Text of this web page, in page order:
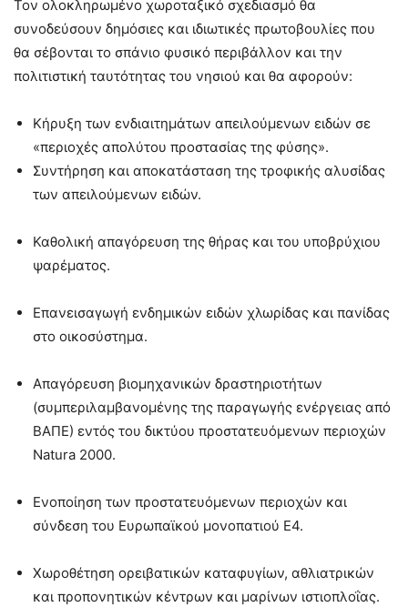
Τον ολοκληρωμένο χωροταξικό σχεδιασμό θα
συνοδεύσουν δημόσιες και ιδιωτικές πρωτοβουλίες που
θα σέβονται το σπάνιο φυσικό περιβάλλον και την
πολιτιστική ταυτότητας του νησιού και θα αφορούν:
Κήρυξη των ενδιαιτημάτων απειλούμενων ειδών σε
«περιοχές απολύτου προστασίας της φύσης».
Συντήρηση και αποκατάσταση της τροφικής αλυσίδας
των απειλούμενων ειδών.
Καθολική απαγόρευση της θήρας και του υποβρύχιου
ψαρέματος.
Επανεισαγωγή ενδημικών ειδών χλωρίδας και πανίδας
στο οικοσύστημα.
Απαγόρευση βιομηχανικών δραστηριοτήτων
(συμπεριλαμβανομένης της παραγωγής ενέργειας από
ΒΑΠΕ) εντός του δικτύου προστατευόμενων περιοχών
Natura 2000.
Ενοποίηση των προστατευόμενων περιοχών και
σύνδεση του Ευρωπαϊκού μονοπατιού Ε4.
Χωροθέτηση ορειβατικών καταφυγίων, αθλιατρικών
και προπονητικών κέντρων και μαρίνων ιστιοπλοΐας.